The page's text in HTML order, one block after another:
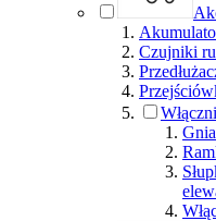
Czujniki